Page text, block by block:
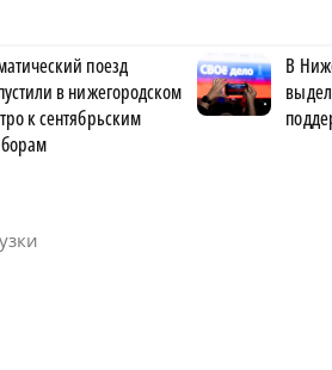
поезд
в нижегородском
к сентябрьским
В